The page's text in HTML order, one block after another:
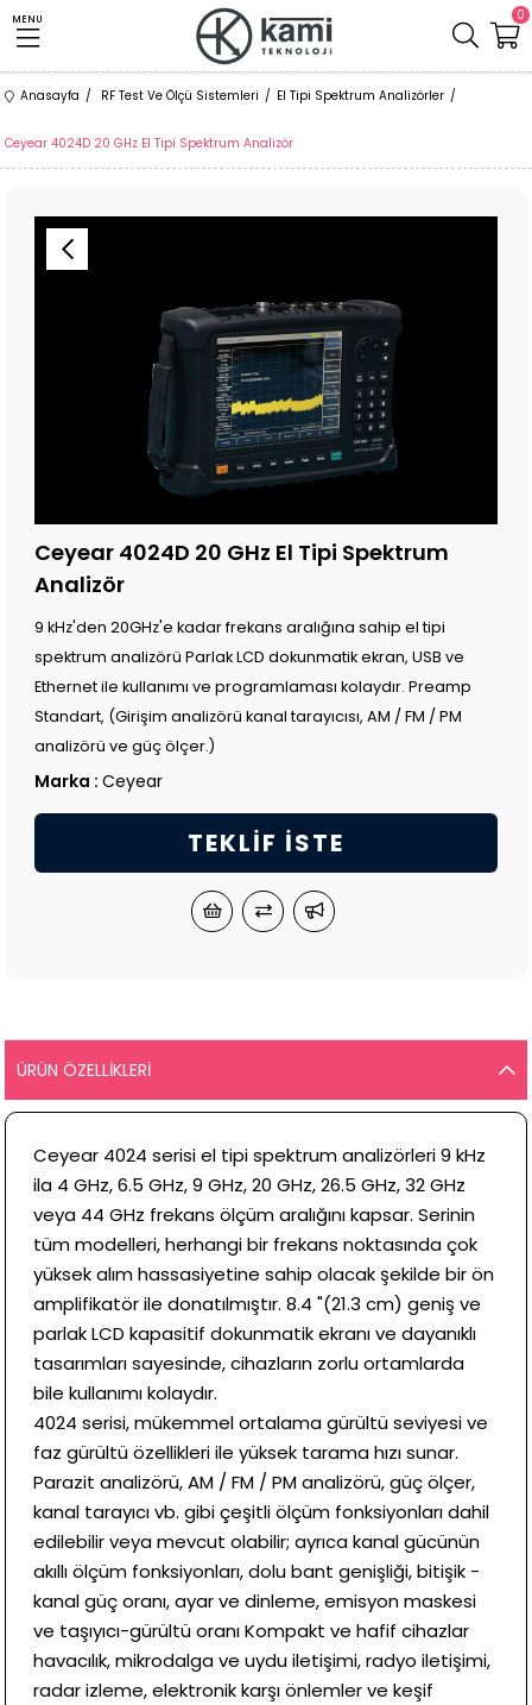
MENU 0
Anasayfa RF Test Ve Ölçü Sistemleri El Tipi Spektrum Analizörler
Ceyear 4024D 20 GHz El Tipi Spektrum Analizör
Ceyear 4024D 20 GHz El Tipi Spektrum
Analizör
9 kHz'den 20GHz'e kadar frekans aralığına sahip el tipi
spektrum analizörü Parlak LCD dokunmatik ekran, USB ve
Ethernet ile kullanımı ve programlaması kolaydır. Preamp
Standart, (Girişim analizörü kanal tarayıcısı, AM / FM / PM
analizörü ve güç ölçer.)
Marka : Ceyear
TEKLIF İSTE
ÜRÜN ÖZELLIKLERI
Ceyear 4024 serisi el tipi spektrum analizörleri 9 kHz
ila 4 GHz, 6.5 GHz, 9 GHz, 20 GHz, 26.5 GHz, 32 GHz
veya 44 GHz frekans ölçüm aralığını kapsar. Serinin
tüm modelleri, herhangi bir frekans noktasında çok
yüksek alım hassasiyetine sahip olacak şekilde bir ön
amplifikatör ile donatılmıştır. 8.4 "(21.3 cm) geniş ve
parlak LCD kapasitif dokunmatik ekranı ve dayanıklı
tasarımları sayesinde, cihazların zorlu ortamlarda
bile kullanımı kolaydır.
4024 serisi, mükemmel ortalama gürültü seviyesi ve
faz gürültü özellikleri ile yüksek tarama hızı sunar.
Parazit analizörü, AM / FM / PM analizörü, güç ölçer,
kanal tarayıcı vb. gibi çeşitli ölçüm fonksiyonları dahil
edilebilir veya mevcut olabilir; ayrıca kanal gücünün
akıllı ölçüm fonksiyonları, dolu bant genişliği, bitişik -
kanal güç oranı, ayar ve dinleme, emisyon maskesi
ve taşıyıcı-gürültü oranı Kompakt ve hafif cihazlar
havacılık, mikrodalga ve uydu iletişimi, radyo iletişimi,
radar izleme, elektronik karşı önlemler ve keşif